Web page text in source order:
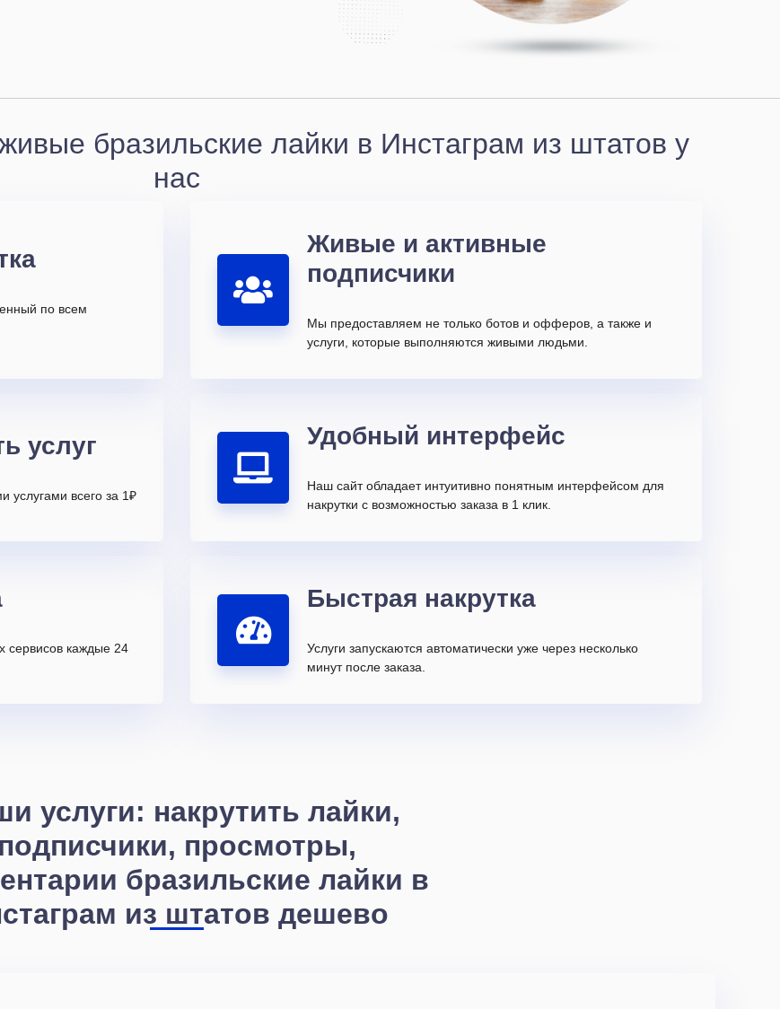
бразильские лайки в Инстаграм из штатов у
нас
по всем
Живые и активные
подписчики
Мы предоставляем не только ботов и офферов, а также и
услуги, которые выполняются живыми людьми.
услуг
услугами всего за 1₽
Удобный интерфейс
Наш сайт обладает интуитивно понятным интерфейсом для
накрутки с возможностью заказа в 1 клик.
сервисов каждые 24
Быстрая накрутка
Услуги запускаются автоматически уже через несколько
минут после заказа.
услуги: накрутить лайки,
подписчики, просмотры,
бразильские лайки в
из штатов дешево